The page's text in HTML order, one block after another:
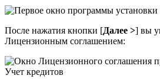
После нажатия кнопки [Далее >] вы
Лицензионным соглашением: